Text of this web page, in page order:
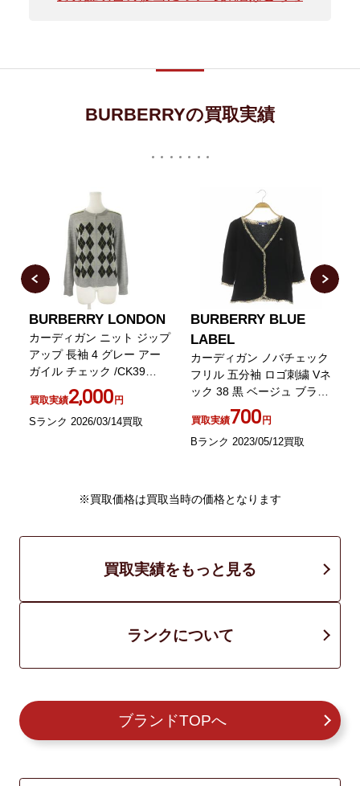
BURBERRYの買取実績
BURBERRY LONDON
カーディガン ニット ジップ
アップ 長袖 4 グレー アー
ガイル チェック /CK39
買取実績2,000円
Sランク 2026/03/14買取
BURBERRY BLUE
LABEL
カーディガン ノバチェック
フリル 五分袖 ロゴ刺繍 Vネ
ック 38 黒 ベージュ ブラッ
買取実績700円
Bランク 2023/05/12買取
※買取価格は買取当時の価格となります
買取実績をもっと見る
ランクについて
ブランドTOPへ